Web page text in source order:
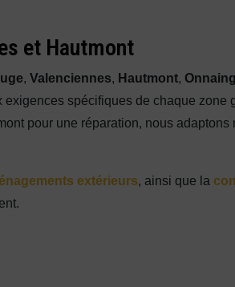
et Hautmont
, Valenciennes, Hautmont, Onnaing
exigences spécifiques de chaque zone
pour une réparation, nous adaptons
extérieurs, ainsi que la